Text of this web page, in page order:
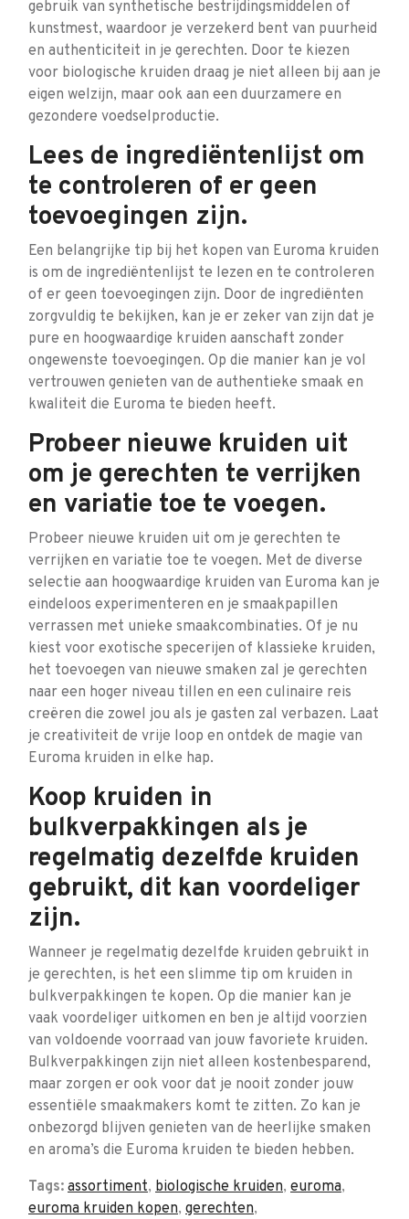
gebruik van synthetische bestrijdingsmiddelen of
kunstmest, waardoor je verzekerd bent van puurheid
en authenticiteit in je gerechten. Door te kiezen
voor biologische kruiden draag je niet alleen bij aan je
eigen welzijn, maar ook aan een duurzamere en
gezondere voedselproductie.
Lees de ingrediëntenlijst om
te controleren of er geen
toevoegingen zijn.
Een belangrijke tip bij het kopen van Euroma kruiden
is om de ingrediëntenlijst te lezen en te controleren
of er geen toevoegingen zijn. Door de ingrediënten
zorgvuldig te bekijken, kan je er zeker van zijn dat je
pure en hoogwaardige kruiden aanschaft zonder
ongewenste toevoegingen. Op die manier kan je vol
vertrouwen genieten van de authentieke smaak en
kwaliteit die Euroma te bieden heeft.
Probeer nieuwe kruiden uit
om je gerechten te verrijken
en variatie toe te voegen.
Probeer nieuwe kruiden uit om je gerechten te
verrijken en variatie toe te voegen. Met de diverse
selectie aan hoogwaardige kruiden van Euroma kan je
eindeloos experimenteren en je smaakpapillen
verrassen met unieke smaakcombinaties. Of je nu
kiest voor exotische specerijen of klassieke kruiden,
het toevoegen van nieuwe smaken zal je gerechten
naar een hoger niveau tillen en een culinaire reis
creëren die zowel jou als je gasten zal verbazen. Laat
je creativiteit de vrije loop en ontdek de magie van
Euroma kruiden in elke hap.
Koop kruiden in
bulkverpakkingen als je
regelmatig dezelfde kruiden
gebruikt, dit kan voordeliger
zijn.
Wanneer je regelmatig dezelfde kruiden gebruikt in
je gerechten, is het een slimme tip om kruiden in
bulkverpakkingen te kopen. Op die manier kan je
vaak voordeliger uitkomen en ben je altijd voorzien
van voldoende voorraad van jouw favoriete kruiden.
Bulkverpakkingen zijn niet alleen kostenbesparend,
maar zorgen er ook voor dat je nooit zonder jouw
essentiële smaakmakers komt te zitten. Zo kan je
onbezorgd blijven genieten van de heerlijke smaken
en aroma’s die Euroma kruiden te bieden hebben.
Tags: assortiment, biologische kruiden, euroma,
euroma kruiden kopen, gerechten,